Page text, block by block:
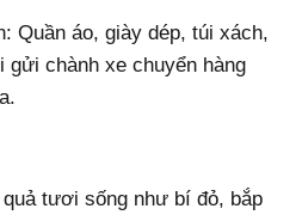
Quần áo, giày dép, túi xách,
gửi chành xe chuyển hàng
tươi sống như bí đỏ, bắp